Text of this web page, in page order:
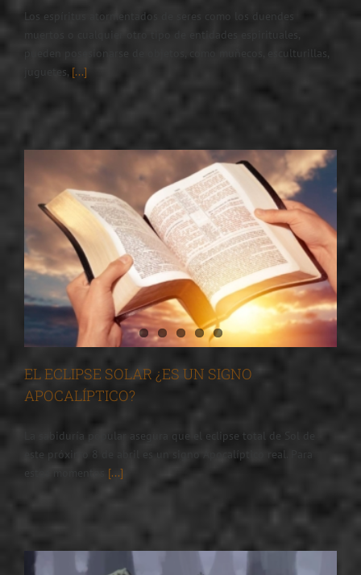
Los espíritus atormentados de seres como los duendes
muertos o cualquier otro tipo de entidades espirituales,
pueden posesionarse de objetos, como muñecos, esculturillas,
juguetes, [...]
EL ECLIPSE SOLAR ¿ES UN SIGNO
APOCALÍPTICO?
La sabiduría popular asegura que el eclipse total de Sol de
este próximo 8 de abril es un signo Apocalíptico real. Para
estos momentos [...]